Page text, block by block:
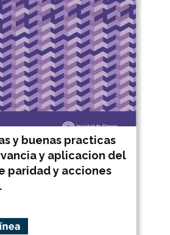
y buenas practicas
y aplicacion del
paridad y acciones